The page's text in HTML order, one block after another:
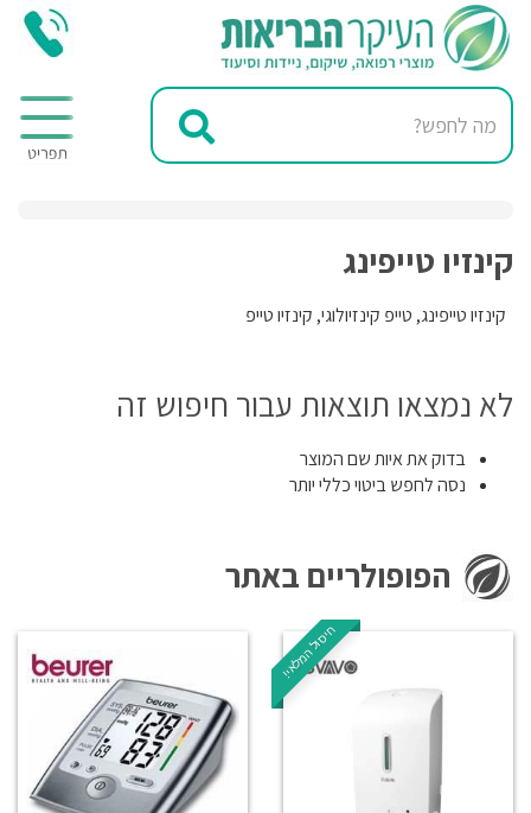
קינזיו טייפינג
קינזיו טייפינג, טייפ קינזיולוגי, קינזיו טייפ
לא נמצאו תוצאות עבור חיפוש זה
בדוק את איות שם המוצר
נסה לחפש ביטוי כללי יותר
הפופולריים באתר
חיסול המלאי!